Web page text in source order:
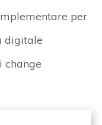
per
digitale
change